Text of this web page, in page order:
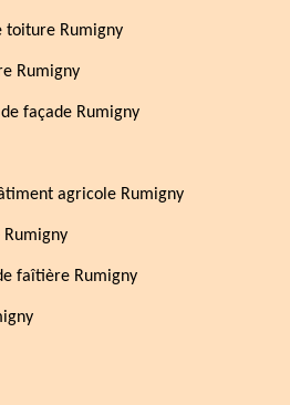
toiture Rumigny
Rumigny
façade Rumigny
agricole Rumigny
faîtière Rumigny